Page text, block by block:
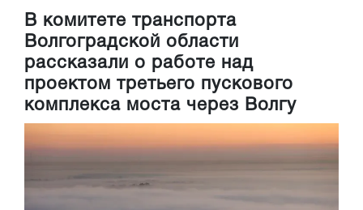
В комитете транспорта
Волгоградской области
рассказали о работе над
проектом третьего пускового
комплекса моста через Волгу